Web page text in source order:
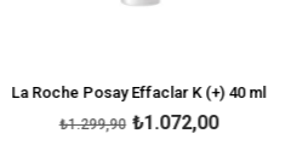
La Roche Posay Effaclar K (+) 40 ml
₺1.072,00
₺1.299,90